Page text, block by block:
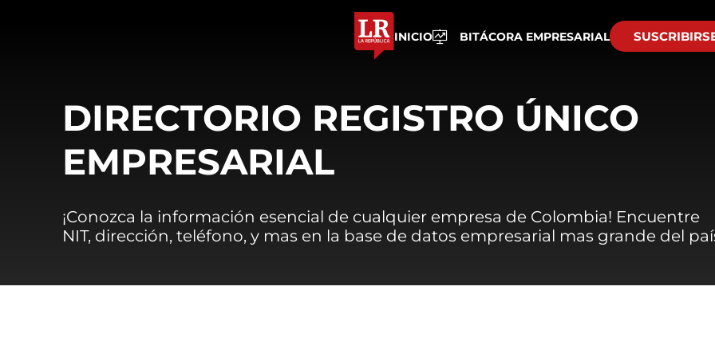
INICIO BITÁCORA EMPRESARIAL
DIRECTORIO REGISTRO ÚNICO
EMPRESARIAL
¡Conozca la información esencial de cualquier empresa de Colombia! Encuentre
NIT, dirección, teléfono, y mas en la base de datos empresarial mas grande del